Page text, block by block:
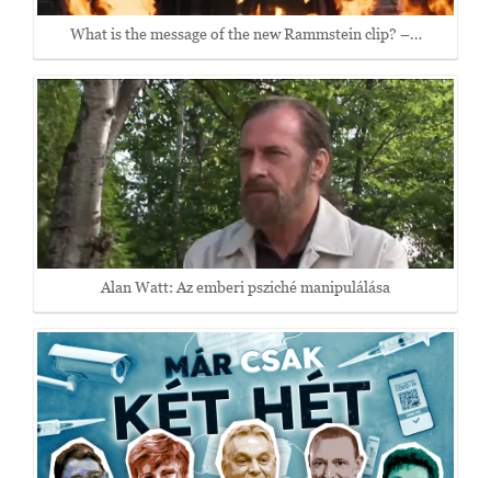
What is the message of the new Rammstein clip? –…
Alan Watt: Az emberi psziché manipulálása